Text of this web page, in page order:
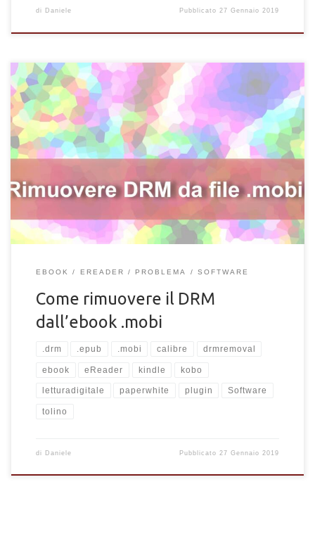
di Daniele Pubblicato27 Gennaio 2019
Ti è mai capitato di avere acquistato un emozionante e-book su
Amazon, pieno di aspettative e desiderio di lettura, solo per
trovarti bloccato nell’incapacità di accedere al suo contenuto a
causa di un formato incompatibile col tuo lettore digitale?
presenza del DRM, ovvero il sistema di protezione dei diritti
digitali. In breve, il […]
EBOOK EREADER PROBLEMA SOFTWARE
Come rimuovere il DRM
dall’ebook .mobi
.drm .epub .mobi calibre drmremoval
ebook eReader kindle kobo
letturadigitale paperwhite plugin Software
tolino
di Daniele Pubblicato 27 Gennaio 2019